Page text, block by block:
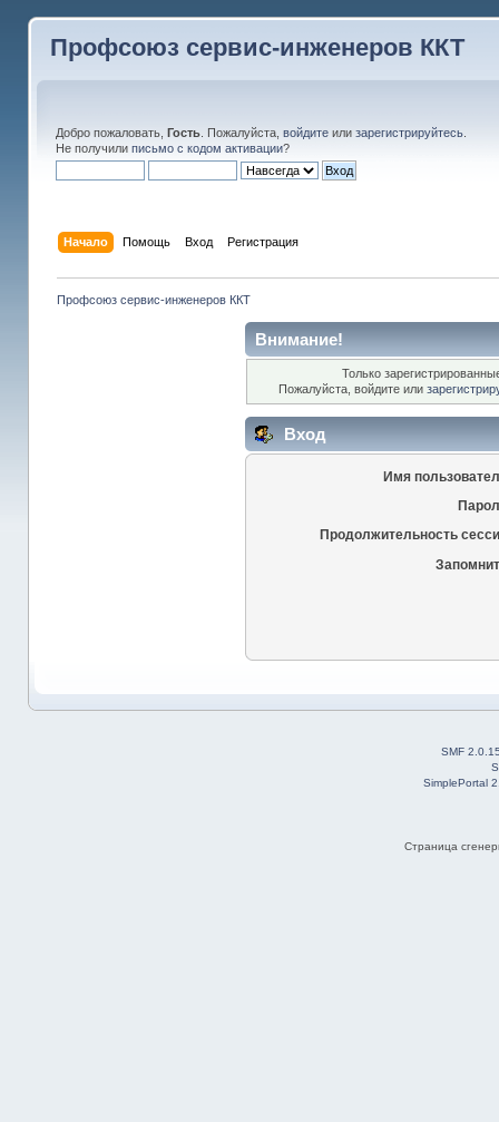
Профсоюз сервис-инженеров ККТ
Добро пожаловать, Гость. Пожалуйста, войдитеили зарегистрируйтесь.
Не получили письмо с кодом активации?
Начало Помощь Вход Регистрация
Профсоюз сервис-инженеров ККТ
Внимание!
Только
Пожалуйста, войдите или
Вход
Имя
Продолжительность
SMF
SimplePortal
Страница